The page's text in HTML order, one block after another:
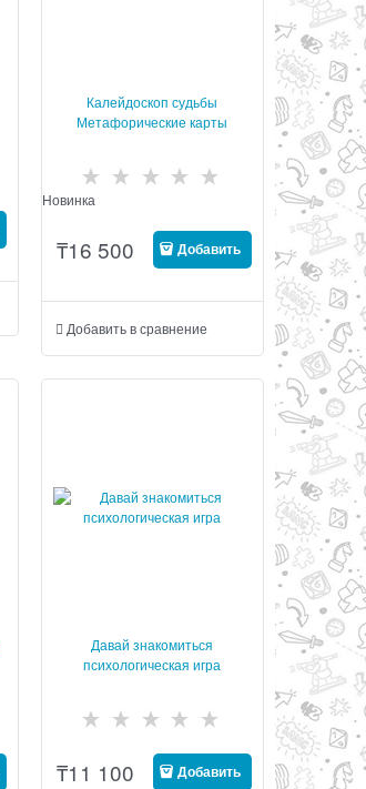
Калейдоскоп судьбы
Метафорические карты
Новинка
₸16 500 Добавить
Добавить в сравнение
Давай знакомиться
психологическая игра
₸11 100 Добавить